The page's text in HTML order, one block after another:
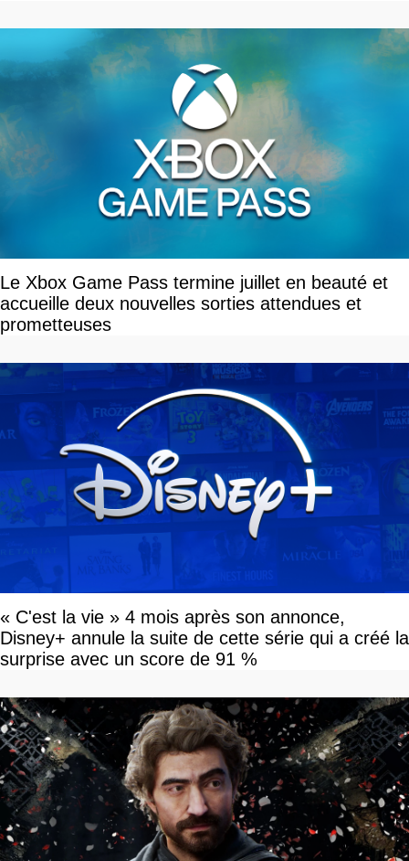
Le Xbox Game Pass termine juillet en beauté et
accueille deux nouvelles sorties attendues et
prometteuses
« C'est la vie » 4 mois après son annonce,
Disney+ annule la suite de cette série qui a créé la
surprise avec un score de 91 %